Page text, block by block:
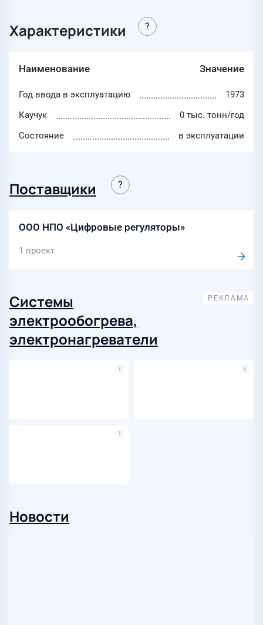
Характеристики
Наименование Значение
Год ввода в эксплуатацию
1973
Каучук
0 тыс. тонн/год
Состояние
в эксплуатации
Поставщики
ООО НПО «Цифровые регуляторы»
1 проект
Системы
электрообогрева,
электронагреватели
Новости